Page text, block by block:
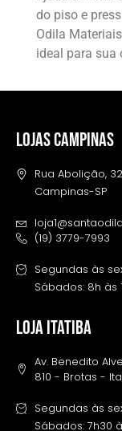
do piso e
Odila
ideal para sua
LOJAS CAMPINAS
Rua Abolição,
Campinas-SP
(19) 3779-7993
Segundas às
Sábados: 8h às
LOJA ITATIBA
Av. Benedito
810 - Brotas -
Segundas às
Sábados: 7h30